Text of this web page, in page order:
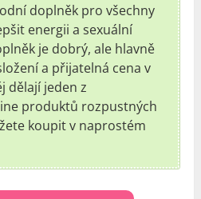
doplněk pro všechny
energii a sexuální
je dobrý, ale hlavně
a přijatelná cena v
dělají jeden z
produktů rozpustných
koupit v naprostém